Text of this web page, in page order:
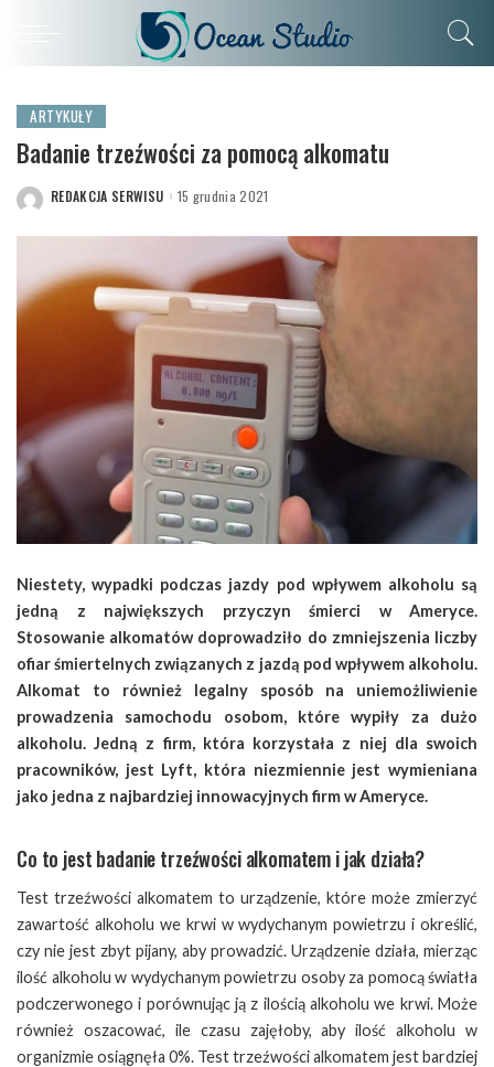
ARTYKUŁY
Badanie trzeźwości za pomocą alkomatu
POSTED
REDAKCJA SERWISU 15 grudnia 2021
Niestety, wypadki podczas jazdy pod wpływem alkoholu są
jedną z największych przyczyn śmierci w Ameryce.
Stosowanie alkomatów doprowadziło do zmniejszenia liczby
ofiar śmiertelnych związanych z jazdą pod wpływem alkoholu.
Alkomat to również legalny sposób na uniemożliwienie
prowadzenia samochodu osobom, które wypiły za dużo
alkoholu. Jedną z firm, która korzystała z niej dla swoich
pracowników, jest Lyft, która niezmiennie jest wymieniana
jako jedna z najbardziej innowacyjnych firm w Ameryce.
Co to jest badanie trzeźwości alkomatem i jak działa?
Test trzeźwości alkomatem to urządzenie, które może zmierzyć
zawartość alkoholu we krwi w wydychanym powietrzu i określić,
czy nie jest zbyt pijany, aby prowadzić. Urządzenie działa, mierząc
ilość alkoholu w wydychanym powietrzu osoby za pomocą światła
podczerwonego i porównując ją z ilością alkoholu we krwi. Może
również oszacować, ile czasu zajęłoby, aby ilość alkoholu w
organizmie osiągnęła 0%. Test trzeźwości alkomatem jest bardziej